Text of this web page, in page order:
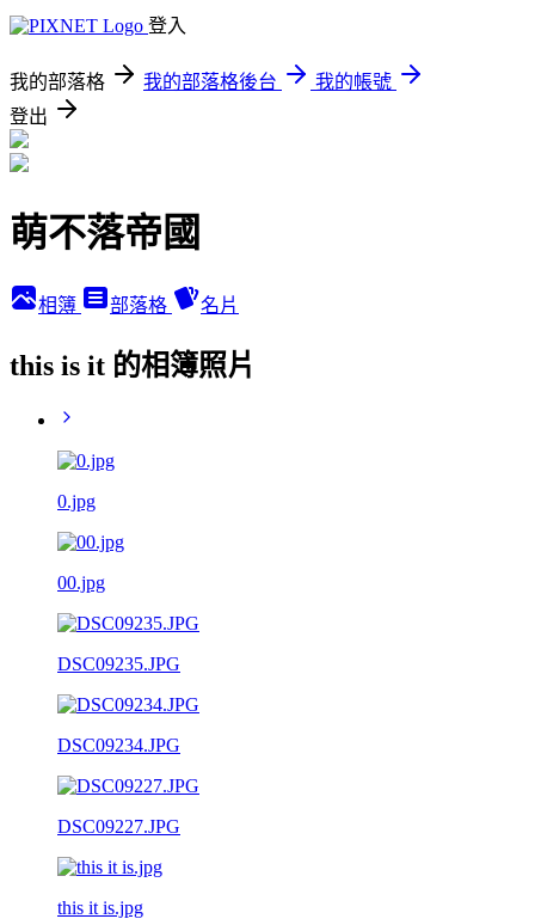
登入
我的部落格 我的部落格後台
我的帳號
登出
萌不落帝國
相簿 部落格 名片
this is it 的相簿照片
0.jpg
00.jpg
DSC09235.JPG
DSC09234.JPG
DSC09227.JPG
this it is.jpg